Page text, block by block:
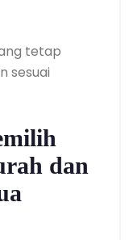
tetap
sesuai
dan